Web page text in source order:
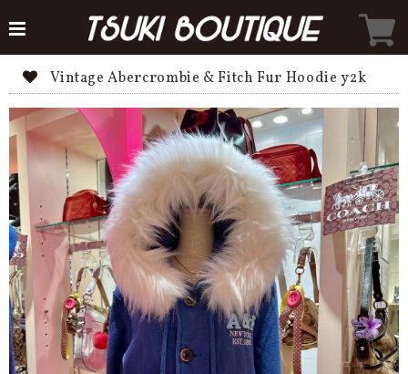
Vintage Abercrombie & Fitch Fur Hoodie y2k